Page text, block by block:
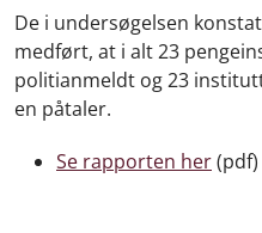
De i undersøgelsen
medført, at i alt 23
politianmeldt og 23
en påtaler.
Se rapporten her(pdf)